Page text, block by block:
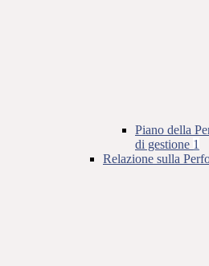
Piano della
di gestione 1
Relazione sulla